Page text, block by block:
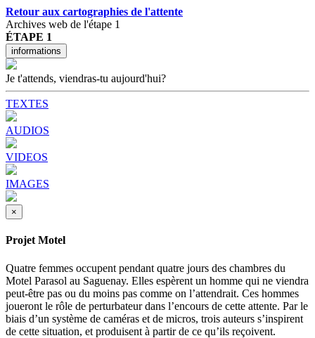
Retour aux cartographies de l'attente
Archives web de l'étape 1
ÉTAPE 1
informations
Je t'attends, viendras-tu aujourd'hui?
TEXTES
AUDIOS
VIDEOS
IMAGES
×
Projet Motel
Quatre femmes occupent pendant quatre jours des chambres du
Motel Parasol au Saguenay. Elles espèrent un homme qui ne viendra
peut-être pas ou du moins pas comme on l’attendrait. Ces hommes
joueront le rôle de perturbateur dans l’encours de cette attente. Par le
biais d’un système de caméras et de micros, trois auteurs s’inspirent
de cette situation, et produisent à partir de ce qu’ils reçoivent.